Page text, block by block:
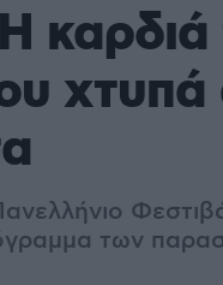
καρδιά
των